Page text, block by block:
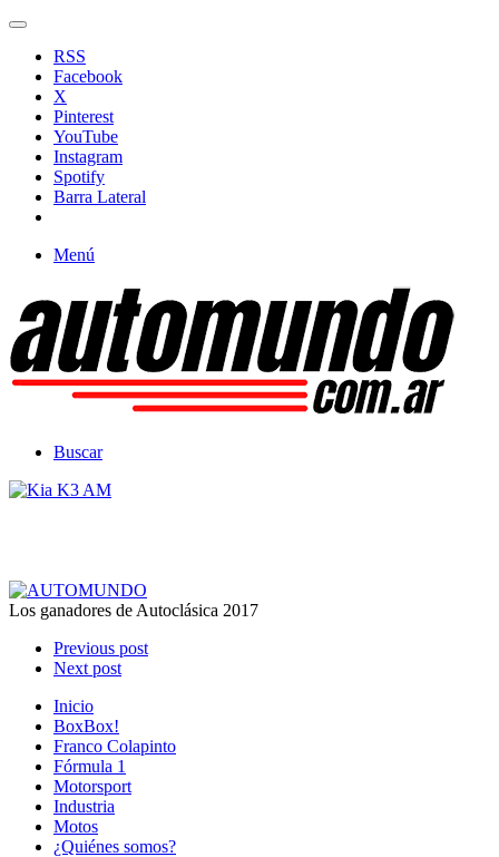
RSS
Facebook
X
Pinterest
YouTube
Instagram
Spotify
Barra Lateral
Menú
Buscar
Los ganadores de Autoclásica 2017
Previous post
Next post
Inicio
BoxBox!
Franco Colapinto
Fórmula 1
Motorsport
Industria
Motos
¿Quiénes somos?